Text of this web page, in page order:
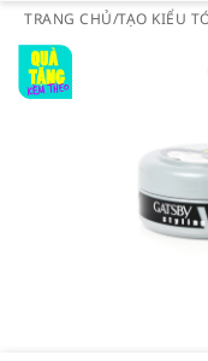
TRANG CHỦ/TẠO KIỂU